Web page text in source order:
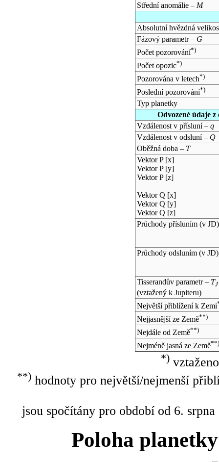
Střední anomálie – M
Absolutní hvězdná
Fázový parametr – G
Počet pozorování*)
Počet opozic*)
Pozorována v letech*)
Poslední pozorování*)
Typ planetky
Odvozené údaje
Vzdálenost v přísluní – q
Vzdálenost v odsluní – Q
Oběžná doba – T
Vektor P [x]
Vektor P [y]
Vektor P [z]
Vektor Q [x]
Vektor Q [y]
Vektor Q [z]
Průchody přísluním (v JD)
Průchody odsluním (v JD)
Tisserandův parametr – TJ
(vztažený k Jupiteru)
Největší přiblížení k Zemi
Nejjasnější ze Země**)
Nejdále od Země**)
Nejméně jasná ze Země**)
*)
**)hodnoty pro největší/nejmenší
jsou spočítány pro období od 6.
Poloha